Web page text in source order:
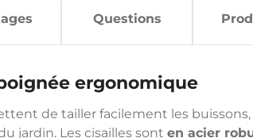
Questions
ergonomique
de tailler facilement les buissons,
jardin. Les cisailles sont en acier